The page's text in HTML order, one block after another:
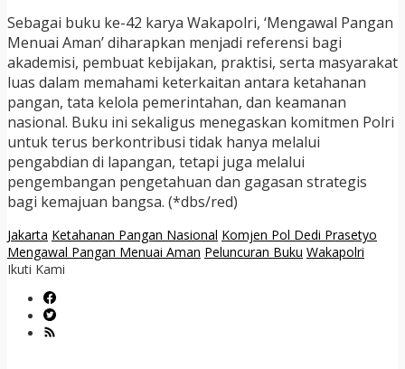
Sebagai buku ke-42 karya Wakapolri, ‘Mengawal Pangan
Menuai Aman’ diharapkan menjadi referensi bagi
akademisi, pembuat kebijakan, praktisi, serta masyarakat
luas dalam memahami keterkaitan antara ketahanan
pangan, tata kelola pemerintahan, dan keamanan
nasional. Buku ini sekaligus menegaskan komitmen Polri
untuk terus berkontribusi tidak hanya melalui
pengabdian di lapangan, tetapi juga melalui
pengembangan pengetahuan dan gagasan strategis
bagi kemajuan bangsa. (*dbs/red)
Jakarta Ketahanan Pangan Nasional Komjen Pol Dedi Prasetyo
Mengawal Pangan Menuai Aman Peluncuran Buku Wakapolri
Ikuti Kami